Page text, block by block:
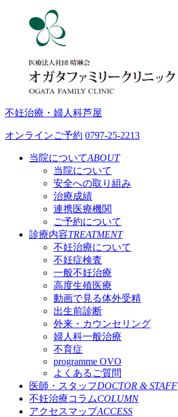
不妊治療・婦人科芦屋
オンラインご予約 0797-25-2213
当院についてABOUT
当院について
安全への取り組み
治療成績
連携医療機関
ご予約について
診療内容TREATMENT
不妊治療について
不妊症検査
一般不妊治療
高度生殖医療
動画で見る体外受精
出生前診断
外来・カウンセリング
婦人科一般治療
不育症
programme OVO
よくあるご質問
医師・スタッフDOCTOR & STAFF
不妊治療コラムCOLUMN
アクセスマップACCESS